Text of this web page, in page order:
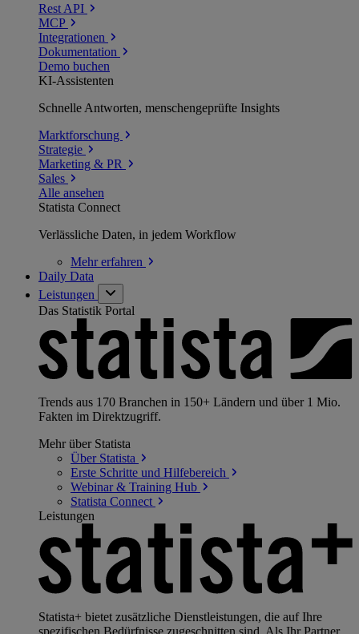
Rest API
MCP
Integrationen
Dokumentation
Demo buchen
KI-Assistenten
Schnelle Antworten, menschengeprüfte Insights
Marktforschung
Strategie
Marketing & PR
Sales
Alle ansehen
Statista Connect
Verlässliche Daten, in jedem Workflow
Mehrerfahren
Daily Data
Leistungen
Das Statistik Portal
Trends aus 170 Branchen in 150+ Ländern und über 1 Mio.
Fakten im Direktzugriff.
Mehr über Statista
Über Statista
Erste Schritte und Hilfebereich
Webinar & Training Hub
Statista Connect
Leistungen
Statista+ bietet zusätzliche Dienstleistungen, die auf Ihre
spezifischen Bedürfnisse zugeschnitten sind. Als Ihr Partner